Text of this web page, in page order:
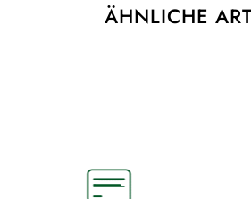
ÄHNLICHE